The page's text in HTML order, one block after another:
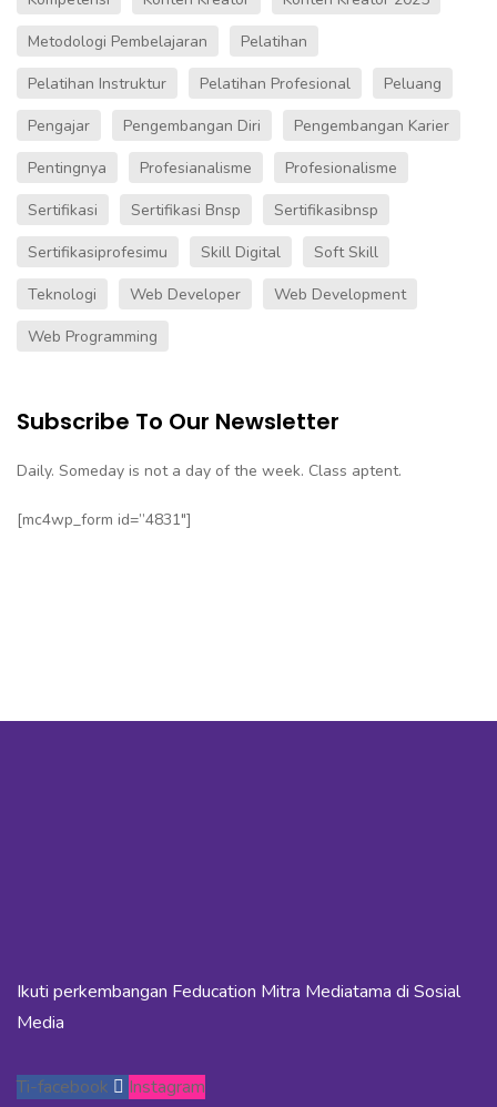
Metodologi Pembelajaran
Pelatihan
Pelatihan Instruktur
Pelatihan Profesional
Peluang
Pengajar
Pengembangan Diri
Pengembangan Karier
Pentingnya
Profesianalisme
Profesionalisme
Sertifikasi
Sertifikasi Bnsp
Sertifikasibnsp
Sertifikasiprofesimu
Skill Digital
Soft Skill
Teknologi
Web Developer
Web Development
Web Programming
Subscribe To Our Newsletter
Daily. Someday is not a day of the week. Class aptent.
[mc4wp_form id=”4831″]
Ikuti perkembangan Feducation Mitra Mediatama di Sosial
Media
Ti-facebook Instagram